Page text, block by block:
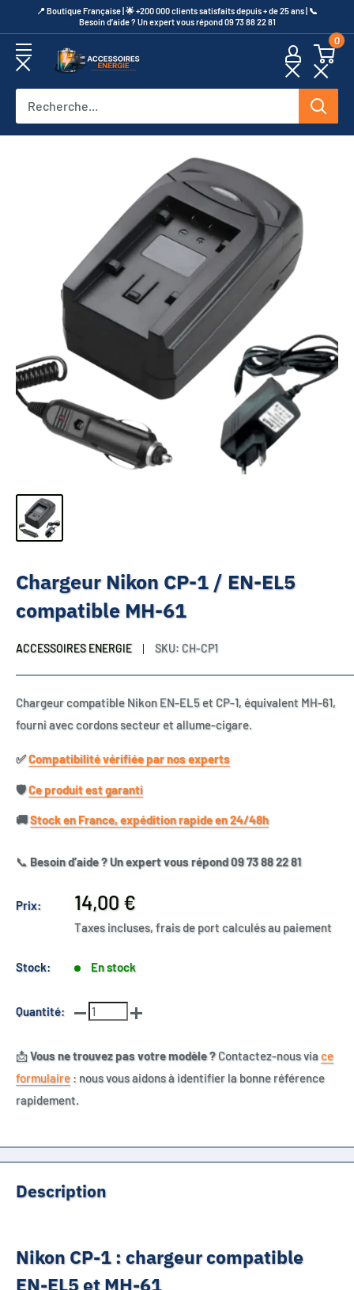
au
contenu
​📍​ Boutique Française | 🌟 +200 000 clients satisfaits depuis + de 25 ans | 📞​
Besoin d’aide ? Un expert vous répond 09 73 88 22 81
Accessoires
0
Chargeur Nikon CP-1 / EN-EL5
compatible MH-61
ACCESSOIRES ENERGIE SKU: CH-CP1
Chargeur compatible Nikon EN-EL5 et CP-1, équivalent MH-61,
fourni avec cordons secteur et allume-cigare.
✅​Compatibilité vérifiée par nos experts
🛡️​Ce produit est garanti
🚚​Stock en France, expédition rapide en 24/48h
📞 Besoin d’aide ? Un expert vous répond 09 73 88 22 81
Prix:
Prix
réduit
14,00 €
Taxes incluses, frais de port calculés au paiement
Stock: En stock
Quantité:
📩Vous ne trouvez pas votre modèle ?Contactez-nous viace
formulaire : nous vous aidons à identifier la bonne référence
rapidement.
Description
Nikon CP-1 : chargeur compatible
EN-EL5 et MH-61